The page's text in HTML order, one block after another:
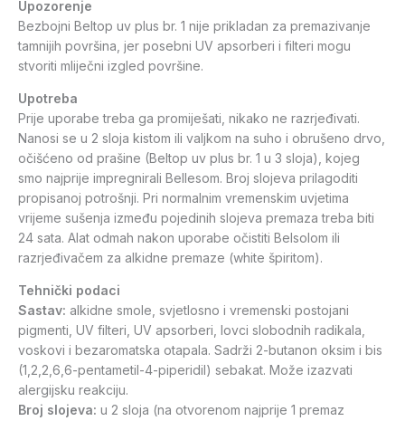
Upozorenje
Bezbojni Beltop uv plus br. 1 nije prikladan za premazivanje
tamnijih površina, jer posebni UV apsorberi i filteri mogu
stvoriti mliječni izgled površine.
Upotreba
Prije uporabe treba ga promiješati, nikako ne razrjeđivati.
Nanosi se u 2 sloja kistom ili valjkom na suho i obrušeno drvo,
očišćeno od prašine (Beltop uv plus br. 1 u 3 sloja), kojeg
smo najprije impregnirali Bellesom. Broj slojeva prilagoditi
propisanoj potrošnji. Pri normalnim vremenskim uvjetima
vrijeme sušenja između pojedinih slojeva premaza treba biti
24 sata. Alat odmah nakon uporabe očistiti Belsolom ili
razrjeđivačem za alkidne premaze (white špiritom).
Tehnički podaci
Sastav: alkidne smole, svjetlosno i vremenski postojani
pigmenti, UV filteri, UV apsorberi, lovci slobodnih radikala,
voskovi i bezaromatska otapala. Sadrži 2-butanon oksim i bis
(1,2,2,6,6-pentametil-4-piperidil) sebakat. Može izazvati
alergijsku reakciju.
Broj slojeva: u 2 sloja (na otvorenom najprije 1 premaz